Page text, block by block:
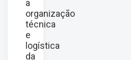
a
organização
técnica
e
logística
da